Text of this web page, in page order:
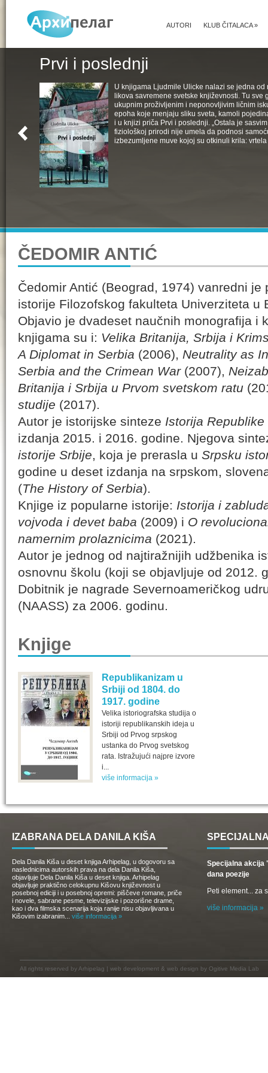
KLUB ČITALACA»
AUTORI
Prvi i poslednji
U knjigama Ljudmile Ulicke nalazi se jedna
likova savremene svetske književnosti. Tu sve
ukupnim proživljenim i neponovljivim ličnim
epoha koje menjaju sliku sveta, kamoli
i u knjizi priča Prvi i poslednji. „Ostala je
fiziološkoj prirodi nije umela da podnosi
izbezumljene muve kojoj su otkinuli krila:
ČEDOMIR ANTIĆ
Čedomir Antić (Beograd, 1974) vanredni je
istorije Filozofskog fakulteta Univerziteta u
Objavio je dvadeset naučnih monografija i
knjigama su i: Velika Britanija, Srbija i
A Diplomat in Serbia (2006), Neutrality as
Serbia and the Crimean War(2007),
Britanija i Srbija u Prvom svetskom ratu
studije (2017).
Autor je istorijske sinteze Istorija Republike
izdanja 2015. i 2016. godine. Njegova
istorije Srbije, koja je prerasla u Srpsku
godine u deset izdanja na srpskom,
(The History of Serbia).
Knjige iz popularne istorije: Istorija i
vojvoda i devet baba (2009) i O
namernim prolaznicima (2021).
Autor je jednog od najtiražnijih udžbenika
osnovnu školu (koji se objavljuje od 2012.
Dobitnik je nagrade Severnoameričkog
(NAASS) za 2006. godinu.
Knjige
Republikanizam u
Srbiji od 1804. do
1917. godine
Velika istoriografska studija o
istoriji republikanskih ideja u
Srbiji od Prvog srpskog
ustanka do Prvog svetskog
rata. Istražujući najpre izvore
i...
više informacija »
IZABRANA DELA DANILA KIŠA
Dela Danila Kiša u deset knjiga Arhipelag, u dogovoru sa
naslednicima autorskih prava na dela Danila Kiša,
objavljuje Dela Danila Kiša u deset knjiga. Arhipelag
objavljuje praktično celokupnu Kišovu književnost u
posebnoj ediciji i u posebnoj opremi: piščeve romane, priče
i novele, sabrane pesme, televizijske i pozorišne drame,
kao i dva filmska scenarija koja ranije nisu objavljivana u
Kišovim izabranim... više informacija »
Specijalna akcija
dana poezije
Peti element... za
više informacija »
All rights reserved by Arhipelag | web development & web design by Ogitive Media Lab